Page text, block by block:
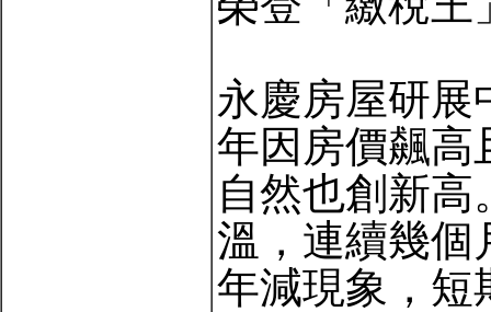
永慶房屋研展
年因房價飆高
自然也創新
溫，連續幾個
年減現象，短